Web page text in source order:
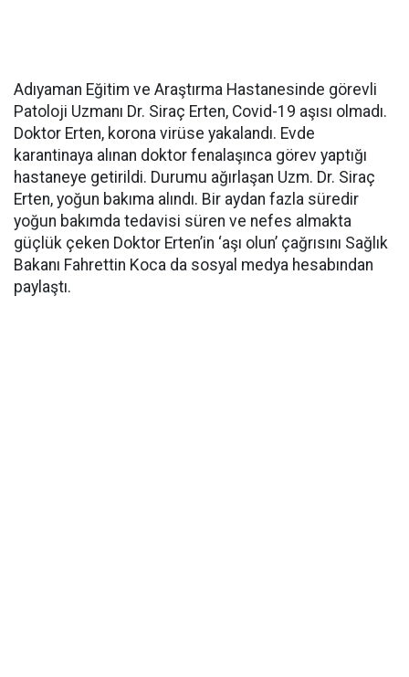
Adıyaman Eğitim ve Araştırma Hastanesinde görevli
Patoloji Uzmanı Dr. Siraç Erten, Covid-19 aşısı olmadı.
Doktor Erten, korona virüse yakalandı. Evde
karantinaya alınan doktor fenalaşınca görev yaptığı
hastaneye getirildi. Durumu ağırlaşan Uzm. Dr. Siraç
Erten, yoğun bakıma alındı. Bir aydan fazla süredir
yoğun bakımda tedavisi süren ve nefes almakta
güçlük çeken Doktor Erten’in ‘aşı olun’ çağrısını Sağlık
Bakanı Fahrettin Koca da sosyal medya hesabından
paylaştı.